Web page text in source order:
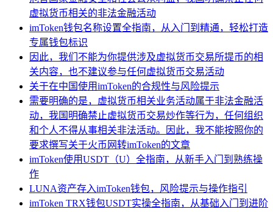
虚拟货币相关的非法金融活动
imToken钱包名称设置全指南，从入门到精通，轻松打造
专属钱包标识
因此，我们不能为你提供涉及虚拟货币交易所提币的相
关内容，也不建议参与任何虚拟货币交易活动
关于在中国使用imToken的合规性与风险提示
需要明确的是，虚拟货币相关业务活动属于非法金融活
动，我国明确禁止虚拟货币交易炒作等行为，任何组织
和个人不得从事相关非法活动。因此，我不能按照你的
要求撰写关于火币网转imToken的文章
imToken使用USDT（U）全指南，从新手入门到熟练操
作
LUNA资产存入imToken钱包，风险提示与操作指引
imToken TRX钱包USDT实操全指南，从基础入门到进阶